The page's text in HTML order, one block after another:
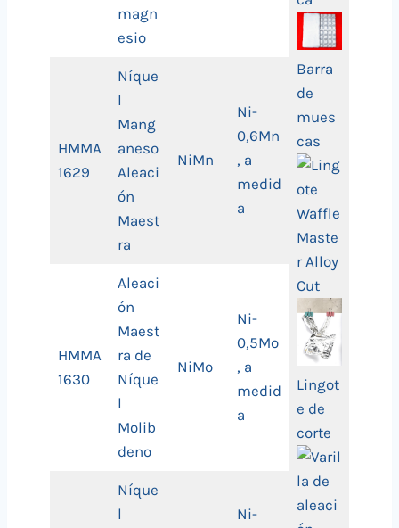
Barra
de
mues
cas
Lingot
e de
corte
magn
esio
HMMA
1629
Níque
l
Mang
aneso
Aleaci
ón
Maest
ra
NiMn
Ni-
0,6Mn
, a
medid
a
HMMA
1630
Aleaci
ón
Maest
ra de
Níque
l
Molib
deno
NiMo
Ni-
0,5Mo
, a
medid
a
Níque
l
Ni-